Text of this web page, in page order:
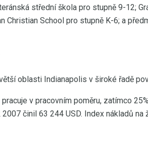
střední škola pro stupně 9-12;
Christian School pro stupně K-6; a
oblasti Indianapolis v široké řadě
v pracovním poměru, zatímco
činil 63 244 USD. Index nákladů